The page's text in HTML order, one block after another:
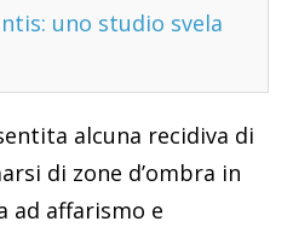
uno studio svela
alcuna recidiva di
di zone d’ombra in
ad affarismo e